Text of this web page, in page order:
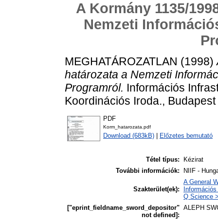
A Kormány 1135/
Nemzeti
MEGHATÁROZATLAN (1998)
határozata a Nemzeti
Programról. Információs
Koordinációs Iroda.,
PDF
Korm_hatarozata.pdf
Download (683kB) Előzetes bemutató
Tétel típus:
Kézirat
További információk:
NIIF -
Szakterület(ek):
A General
Q Science
["eprint_fieldname_sword_depositor"
not defined]:
ALEPH